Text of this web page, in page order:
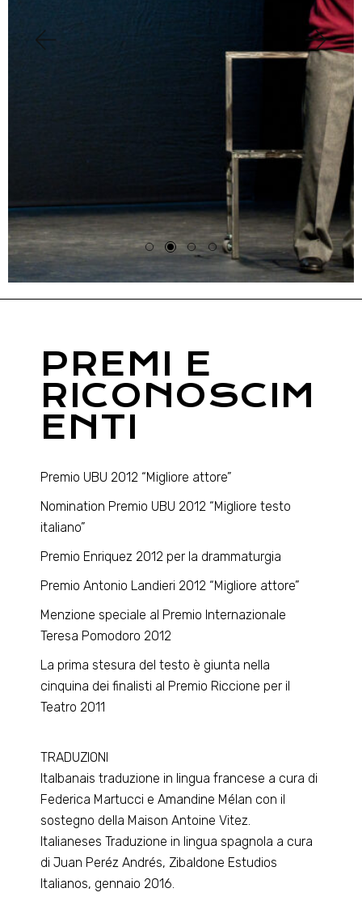
PREMI E
RICONOSCIM
ENTI
Premio UBU 2012 “Migliore attore”
Nomination Premio UBU 2012 “Migliore testo
italiano”
Premio Enriquez 2012 per la drammaturgia
Premio Antonio Landieri 2012 “Migliore attore”
Menzione speciale al Premio Internazionale
Teresa Pomodoro 2012
La prima stesura del testo è giunta nella
cinquina dei finalisti al Premio Riccione per il
Teatro 2011
TRADUZIONI
Italbanais traduzione in lingua francese a cura di
Federica Martucci e Amandine Mélan con il
sostegno della Maison Antoine Vitez.
Italianeses Traduzione in lingua spagnola a cura
di Juan Peréz Andrés, Zibaldone Estudios
Italianos, gennaio 2016.